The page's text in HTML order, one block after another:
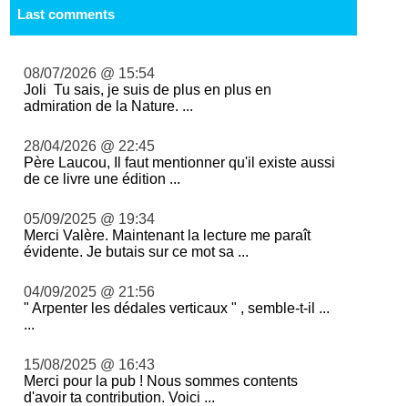
Last comments
08/07/2026 @ 15:54
Joli Tu sais, je suis de plus en plus en
admiration de la Nature. ...
28/04/2026 @ 22:45
Père Laucou, Il faut mentionner qu'il existe aussi
de ce livre une édition ...
05/09/2025 @ 19:34
Merci Valère. Maintenant la lecture me paraît
évidente. Je butais sur ce mot sa ...
04/09/2025 @ 21:56
" Arpenter les dédales verticaux " , semble-t-il ...
...
15/08/2025 @ 16:43
Merci pour la pub ! Nous sommes contents
d'avoir ta contribution. Voici ...